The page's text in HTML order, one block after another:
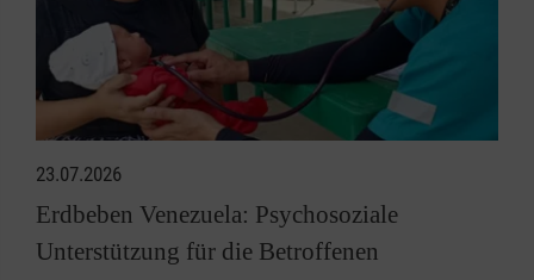
23.07.2026
Erdbeben Venezuela: Psychosoziale
Unterstützung für die Betroffenen